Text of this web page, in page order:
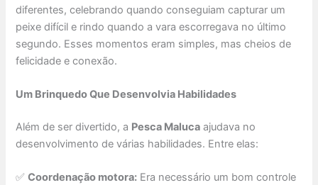
diferentes, celebrando quando conseguiam capturar um
peixe difícil e rindo quando a vara escorregava no último
segundo. Esses momentos eram simples, mas cheios de
felicidade e conexão.
Um Brinquedo Que Desenvolvia Habilidades
Além de ser divertido, a Pesca Maluca ajudava no
desenvolvimento de várias habilidades. Entre elas:
✅Coordenação motora: Era necessário um bom controle